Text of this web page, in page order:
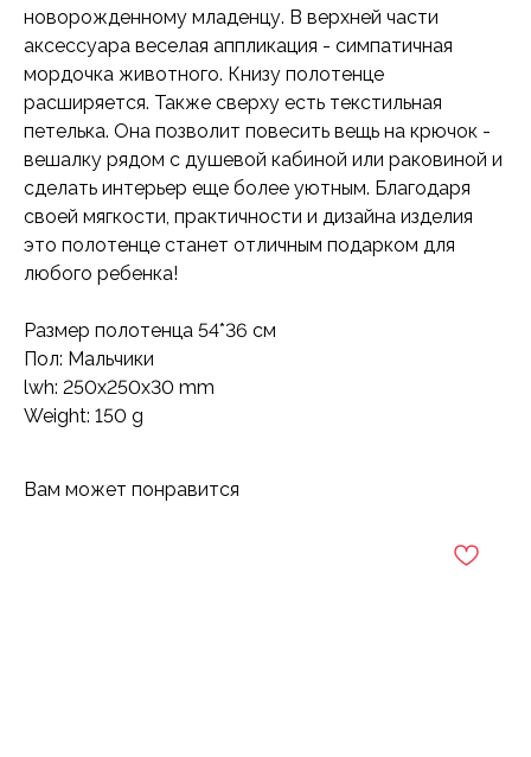
новорожденному младенцу. В верхней части
аксессуара веселая аппликация - симпатичная
мордочка животного. Книзу полотенце
расширяется. Также сверху есть текстильная
петелька. Она позволит повесить вещь на крючок -
вешалку рядом с душевой кабиной или раковиной и
сделать интерьер еще более уютным. Благодаря
своей мягкости, практичности и дизайна изделия
это полотенце станет отличным подарком для
любого ребенка!
Размер полотенца 54*36 см
Пол: Мальчики
lwh: 250x250x30 mm
Weight: 150 g
Вам может понравится